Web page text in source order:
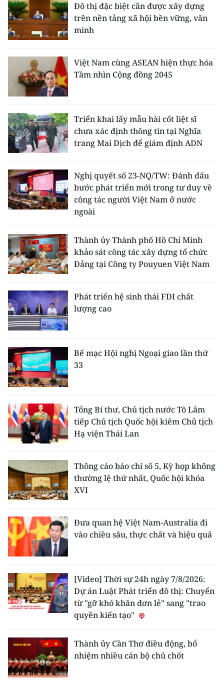
Đô thị đặc biệt cần được xây dựng
trên nền tảng xã hội bền vững, văn
minh
Việt Nam cùng ASEAN hiện thực hóa
Tầm nhìn Cộng đồng 2045
Triển khai lấy mẫu hài cốt liệt sĩ
chưa xác định thông tin tại Nghĩa
trang Mai Dịch để giám định ADN
Nghị quyết số 23-NQ/TW: Đánh dấu
bước phát triển mới trong tư duy về
công tác người Việt Nam ở nước
ngoài
Thành ủy Thành phố Hồ Chí Minh
khảo sát công tác xây dựng tổ chức
Đảng tại Công ty Pouyuen Việt Nam
Phát triển hệ sinh thái FDI chất
lượng cao
Bế mạc Hội nghị Ngoại giao lần thứ
33
Tổng Bí thư, Chủ tịch nước Tô Lâm
tiếp Chủ tịch Quốc hội kiêm Chủ tịch
Hạ viện Thái Lan
Thông cáo báo chí số 5, Kỳ họp không
thường lệ thứ nhất, Quốc hội khóa
XVI
Đưa quan hệ Việt Nam-Australia đi
vào chiều sâu, thực chất và hiệu quả
[Video] Thời sự 24h ngày 7/8/2026:
Dự án Luật Phát triển đô thị: Chuyển
từ "gỡ khó khăn đơn lẻ" sang "trao
quyền kiến tạo"
Thành ủy Cần Thơ điều động, bổ
nhiệm nhiều cán bộ chủ chốt